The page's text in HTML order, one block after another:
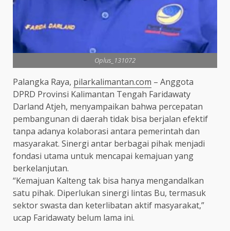
Oplus_131072
Palangka Raya, pilarkalimantan.com – Anggota
DPRD Provinsi Kalimantan Tengah Faridawaty
Darland Atjeh, menyampaikan bahwa percepatan
pembangunan di daerah tidak bisa berjalan efektif
tanpa adanya kolaborasi antara pemerintah dan
masyarakat. Sinergi antar berbagai pihak menjadi
fondasi utama untuk mencapai kemajuan yang
berkelanjutan.
“Kemajuan Kalteng tak bisa hanya mengandalkan
satu pihak. Diperlukan sinergi lintas Bu, termasuk
sektor swasta dan keterlibatan aktif masyarakat,”
ucap Faridawaty belum lama ini.